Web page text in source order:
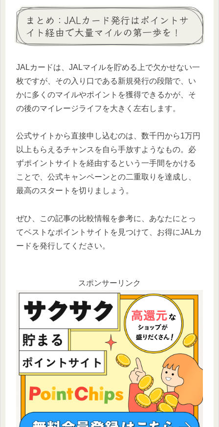
まとめ：JALカード発行はポイントサ
イト経由で大量マイルの第一歩を！
JALカードは、JALマイルを貯める上で欠かせない一
枚ですが、その入り口である新規発行の段階で、い
かに多くのマイルやポイントを獲得できるかが、そ
の後のマイレージライフを大きく左右します。
公式サイトから直接申し込むのは、数千円から1万円
以上もらえるチャンスを自ら手放すようなもの。必
ずポイントサイトを経由するという一手間をかける
ことで、公式キャンペーンとの二重取りを達成し、
最高のスタートを切りましょう。
ぜひ、この記事の比較情報を参考に、あなたにとっ
てベストなポイントサイトを見つけて、お得にJALカ
ードを発行してください。
スポンサーリンク